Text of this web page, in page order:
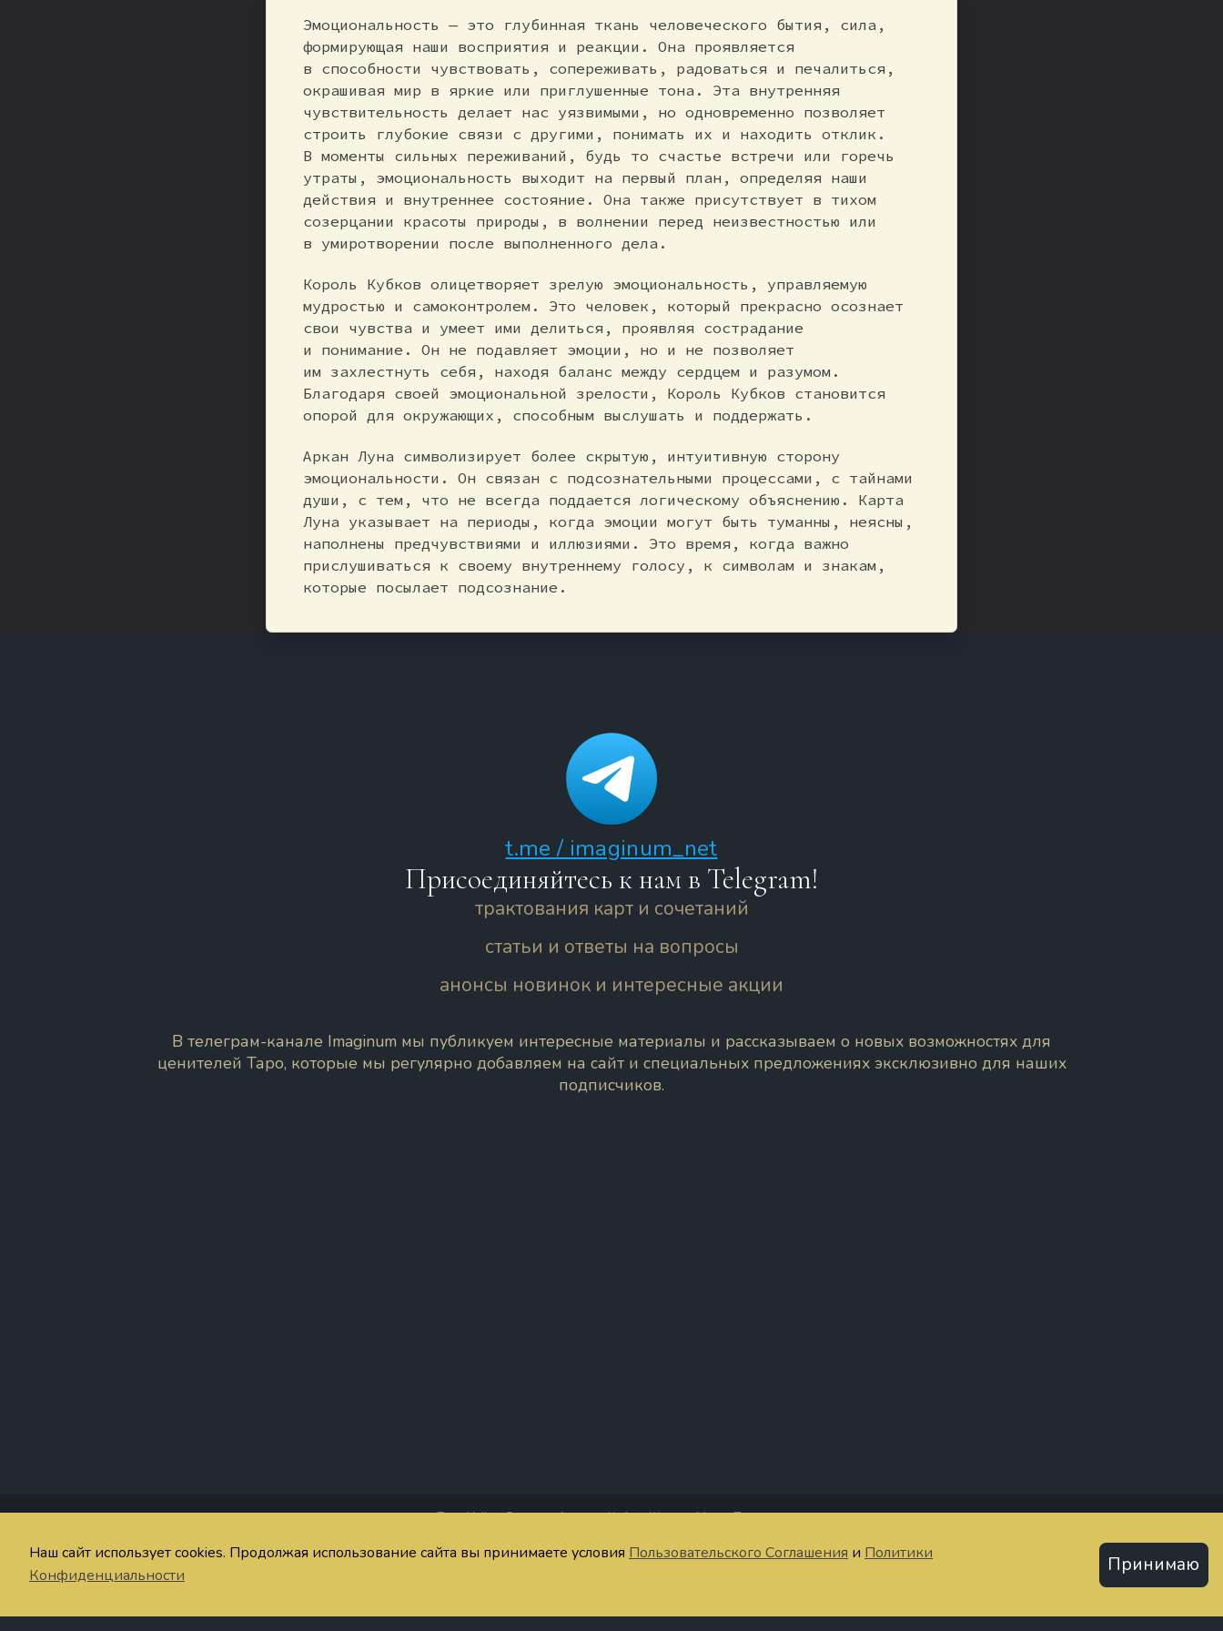
Эмоциональность — это глубинная ткань человеческого бытия, сила,
формирующая наши восприятия и реакции. Она проявляется
в способности чувствовать, сопереживать, радоваться и печалиться,
окрашивая мир в яркие или приглушенные тона. Эта внутренняя
чувствительность делает нас уязвимыми, но одновременно позволяет
строить глубокие связи с другими, понимать их и находить отклик.
В моменты сильных переживаний, будь то счастье встречи или горечь
утраты, эмоциональность выходит на первый план, определяя наши
действия и внутреннее состояние. Она также присутствует в тихом
созерцании красоты природы, в волнении перед неизвестностью или
в умиротворении после выполненного дела.
Король Кубков олицетворяет зрелую эмоциональность, управляемую
мудростью и самоконтролем. Это человек, который прекрасно осознает
свои чувства и умеет ими делиться, проявляя сострадание
и понимание. Он не подавляет эмоции, но и не позволяет
им захлестнуть себя, находя баланс между сердцем и разумом.
Благодаря своей эмоциональной зрелости, Король Кубков становится
опорой для окружающих, способным выслушать и поддержать.
Аркан Луна символизирует более скрытую, интуитивную сторону
эмоциональности. Он связан с подсознательными процессами, с тайнами
души, с тем, что не всегда поддается логическому объяснению. Карта
Луна указывает на периоды, когда эмоции могут быть туманны, неясны,
наполнены предчувствиями и иллюзиями. Это время, когда важно
прислушиваться к своему внутреннему голосу, к символам и знакам,
которые посылает подсознание.
t.me / imaginum_net
Присоединяйтесь к нам в Telegram!
трактования карт и сочетаний
статьи и ответы на вопросы
анонсы новинок и интересные акции
В телеграм-канале Imaginum мы публикуем интересные материалы и рассказываем о новых возможностях для
ценителей Таро, которые мы регулярно добавляем на сайт и специальных предложениях эксклюзивно для наших
подписчиков.
Таро Уэйта Старшие Арканы Кубки Жезлы Мечи Пентакли
Наш сайт использует cookies. Продолжая использование сайта вы принимаете условия Пользовательского Соглашения и Политики
Конфиденциальности
Принимаю